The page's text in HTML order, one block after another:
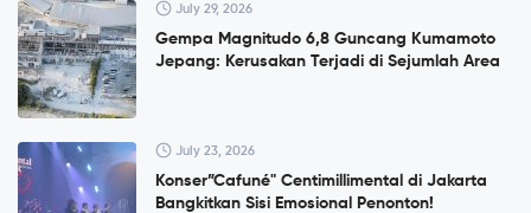
July 29, 2026
Gempa Magnitudo 6,8 Guncang Kumamoto
Jepang: Kerusakan Terjadi di Sejumlah Area
July 23, 2026
Konser”Cafuné" Centimillimental di Jakarta
Bangkitkan Sisi Emosional Penonton!